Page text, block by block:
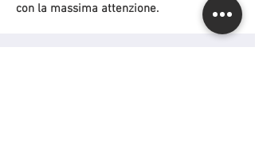
con la massima attenzione.